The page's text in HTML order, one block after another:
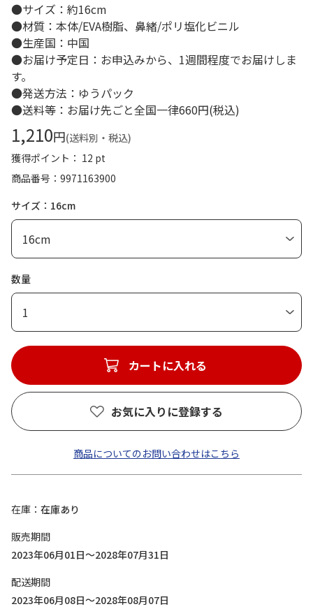
●サイズ：約16cm
●材質：本体/EVA樹脂、鼻緒/ポリ塩化ビニル
●生産国：中国
●お届け予定日：お申込みから、1週間程度でお届けしま
す。
●発送方法：ゆうパック
●送料等：お届け先ごと全国一律660円(税込)
1,210円(送料別・税込)
獲得ポイント： 12 pt
商品番号
9971163900
サイズ：16cm
数量
1
カートに入れる
お気に入りに登録する
商品についてのお問い合わせはこちら
在庫
在庫あり
販売期間
2023年06月01日～2028年07月31日
配送期間
2023年06月08日～2028年08月07日